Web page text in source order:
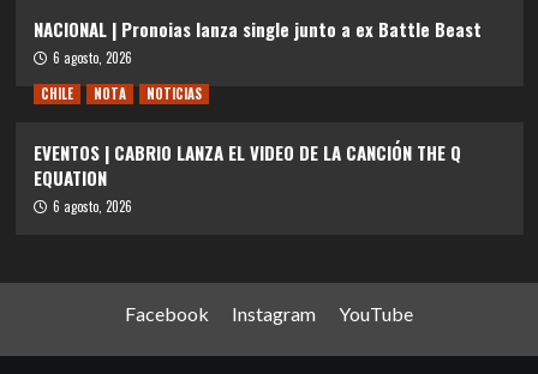
NACIONAL | Pronoias lanza single junto a ex Battle Beast
6 agosto, 2026
CHILE
NOTA NOTICIAS
EVENTOS | CABRIO LANZA EL VIDEO DE LA CANCIÓN THE Q
EQUATION
6 agosto, 2026
Facebook Instagram YouTube